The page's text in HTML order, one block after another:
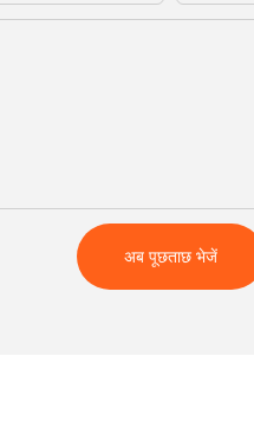
अब पूछताछ भेजें